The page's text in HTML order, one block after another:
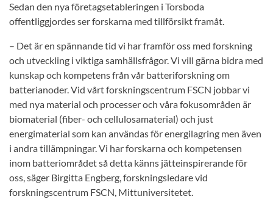
Sedan den nya företagsetableringen i Torsboda
offentliggjordes ser forskarna med tillförsikt framåt.
– Det är en spännande tid vi har framför oss med forskning
och utveckling i viktiga samhällsfrågor. Vi vill gärna bidra med
kunskap och kompetens från vår batteriforskning om
batterianoder. Vid vårt forskningscentrum FSCN jobbar vi
med nya material och processer och våra fokusområden är
biomaterial (fiber- och cellulosamaterial) och just
energimaterial som kan användas för energilagring men även
i andra tillämpningar. Vi har forskarna och kompetensen
inom batteriområdet så detta känns jätteinspirerande för
oss, säger Birgitta Engberg, forskningsledare vid
forskningscentrum FSCN, Mittuniversitetet.